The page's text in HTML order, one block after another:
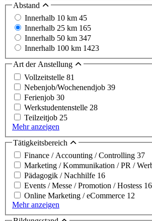
Abstand
Innerhalb 10 km 45
Innerhalb 25 km 165
Innerhalb 50 km 347
Innerhalb 100 km 1423
Art der Anstellung
Vollzeitstelle 81
Nebenjob/Wochenendjob 39
Ferienjob 30
Werkstudentenstelle 28
Teilzeitjob 25
Mehr anzeigen
Tätigkeitsbereich
Finance / Accounting / Controlling 37
Marketing / Kommunikation / PR /
Pädagogik / Nachhilfe 16
Events / Messe / Promotion / Hostess 16
Online Marketing / eCommerce 12
Mehr anzeigen